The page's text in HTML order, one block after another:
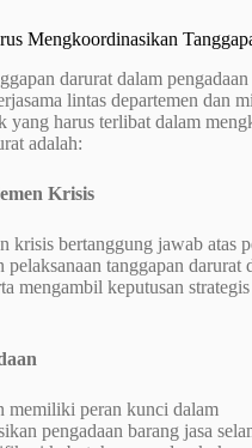
Mengkoordinasikan
darurat dalam pengadaan
lintas departemen dan
yang harus terlibat dalam
adalah:
Krisis
krisis bertanggung jawab atas
pelaksanaan tanggapan darurat
mengambil keputusan
memiliki peran kunci dalam
pengadaan barang jasa